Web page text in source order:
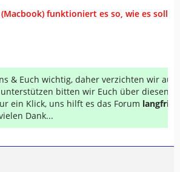
funktioniert es so, wie es soll
& Euch wichtig, daher verzichten wir auf
unterstützen bitten wir Euch über diesen
ein Klick, uns hilft es das Forum
Dank...